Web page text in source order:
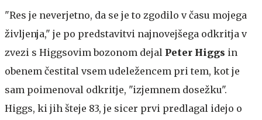
"Res je neverjetno, da se je to zgodilo v času mojega
življenja," je po predstavitvi najnovejšega odkritja v
zvezi s Higgsovim bozonom dejal Peter Higgs in
obenem čestital vsem udeležencem pri tem, kot je
sam poimenoval odkritje, "izjemnem dosežku".
Higgs, ki jih šteje 83, je sicer prvi predlagal idejo o